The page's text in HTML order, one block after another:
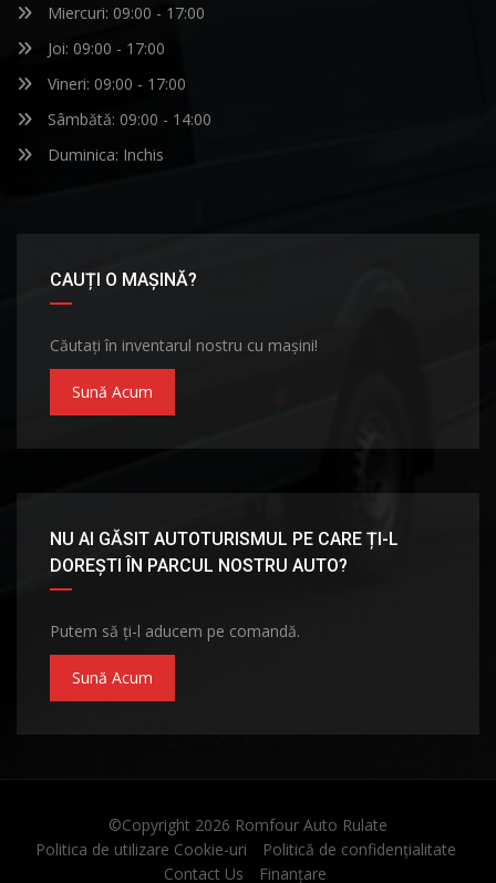
Miercuri: 09:00 - 17:00
Joi: 09:00 - 17:00
Vineri: 09:00 - 17:00
Sâmbătă: 09:00 - 14:00
Duminica: Inchis
CAUȚI O MAȘINĂ?
Căutați în inventarul nostru cu mașini!
Sună Acum
NU AI GĂSIT AUTOTURISMUL PE CARE ȚI-L
DOREȘTI ÎN PARCUL NOSTRU AUTO?
Putem să ți-l aducem pe comandă.
Sună Acum
©Copyright 2026 Romfour Auto Rulate
Politica de utilizare Cookie-uri
Politică de confidențialitate
Contact Us
Finanțare